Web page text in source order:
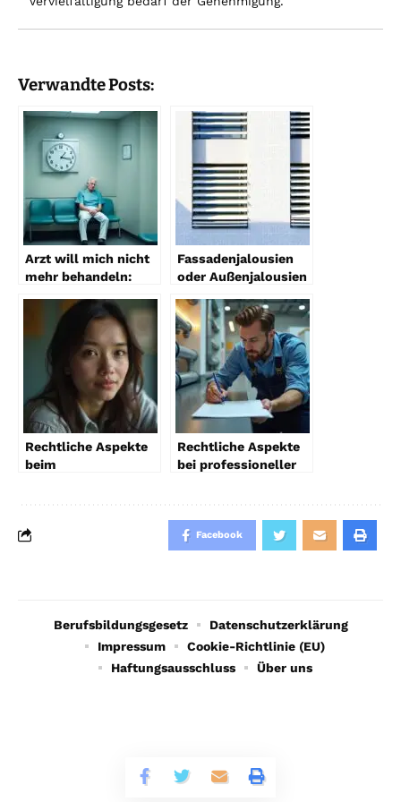
Verwandte Posts:
Arzt will mich nicht
mehr behandeln:
Fassadenjalousien
oder Außenjalousien
wählen?
Rechtliche Aspekte
beim
Rechtliche Aspekte
bei professioneller
Facebook
Berufsbildungsgesetz
Datenschutzerklärung
Impressum
Cookie-Richtlinie (EU)
Haftungsausschluss
Über uns